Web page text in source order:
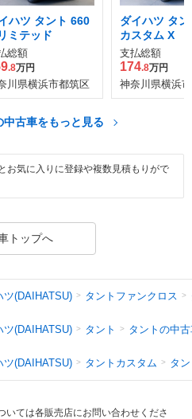
ハツ タント 660
ミテッド
総額
.8万円
川県横浜市都筑区
ダイハツ タ
カスタム X
支払総額
174.8万円
神奈川県横浜
古車をもっと見る
お気に入りに登録や複数見積もりがで
トップへ
ツ(DAIHATSU) タントファンクロス
ツ(DAIHATSU) タント タントの中
ツ(DAIHATSU) タントカスタム タ
ては各販売店にお問い合わせくださ